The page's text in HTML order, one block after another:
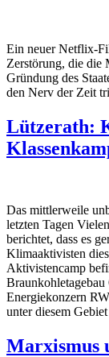
Ein neuer Netflix-
Zerstörung, die die
Gründung des
den Nerv der Zeit
Lützerath:
Das mittlerweile
letzten Tagen
berichtet, dass es
Klimaaktivisten
Aktivistencamp
Energiekonzern
unter diesem
Marxismus